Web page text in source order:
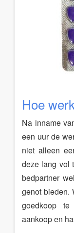
Hoe
Na inname
een uur de
niet alleen
deze lang vol
bedpartner
genot bieden.
goedkoop
aankoop en